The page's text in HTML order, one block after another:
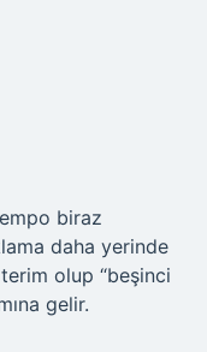
biraz
daha yerinde
olup “beşinci
gelir.